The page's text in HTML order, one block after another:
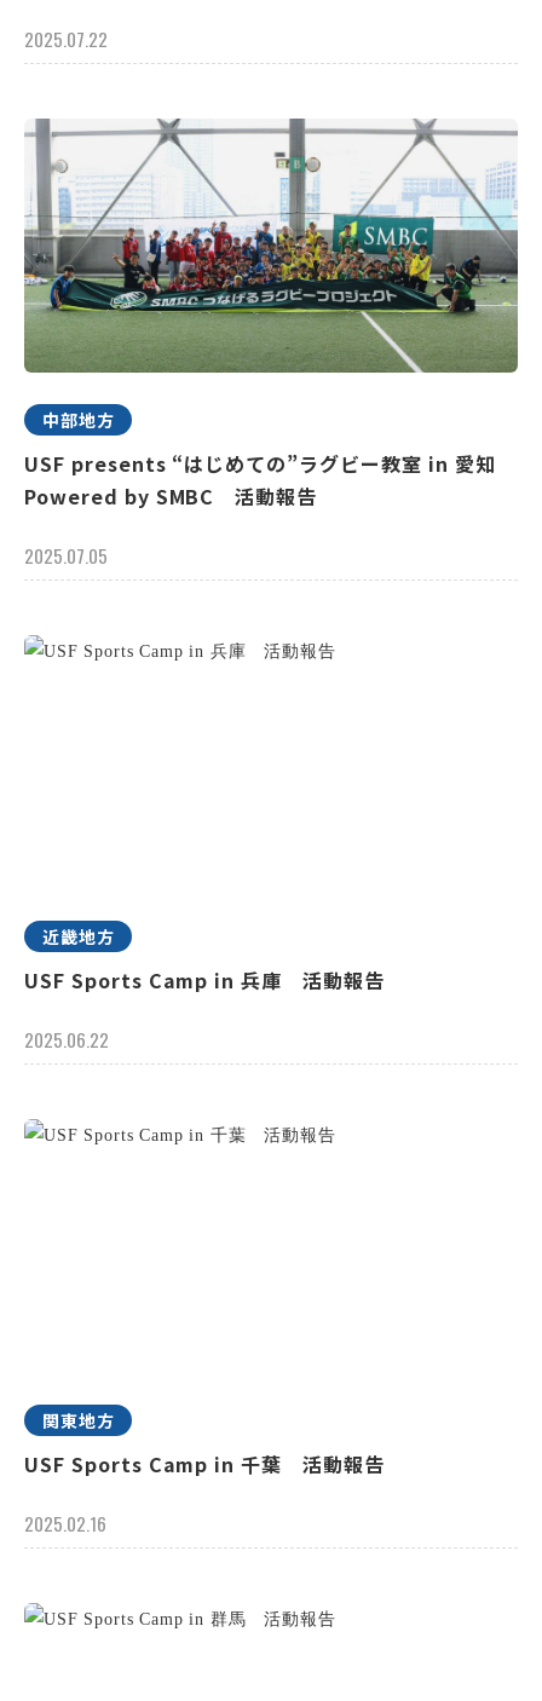
2025.07.22
中部地方
USF presents “はじめての”ラグビー教室 in 愛知
Powered by SMBC 活動報告
2025.07.05
近畿地方
USF Sports Camp in 兵庫 活動報告
2025.06.22
関東地方
USF Sports Camp in 千葉 活動報告
2025.02.16